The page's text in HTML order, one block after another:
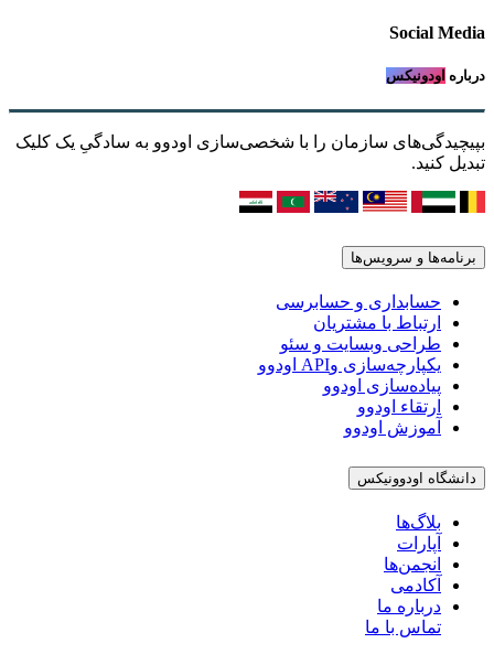
Social Media
درباره اودونیکس
بپیچیدگی‌های سازمان را با شخصی‌سازی اودوو به سادگیِ یک کلیک
تبدیل کنید.
برنامه‌ها و سرویس‌ها
حسابداری و حسابرسی
ارتباط با مشتریان
طراحی وبسایت و سئو
یکپارچه‌سازی وAPI اودوو
پیاده‌سازی اودوو
ارتقاء اودوو
آموزش اودوو
دانشگاه اودوونیکس
بلاگ‌ها
آپارات
انجمن‌ها
آکادمی
درباره ما
تماس با ما